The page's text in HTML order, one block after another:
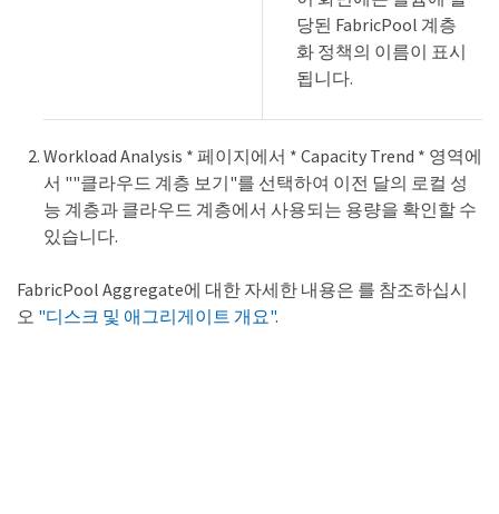
당된 FabricPool 계층
화 정책의 이름이 표시
됩니다.
Workload Analysis * 페이지에서 * Capacity Trend * 영역에
서 ""클라우드 계층 보기"를 선택하여 이전 달의 로컬 성
능 계층과 클라우드 계층에서 사용되는 용량을 확인할 수
있습니다.
FabricPool Aggregate에 대한 자세한 내용은 를 참조하십시
오 "디스크 및 애그리게이트 개요".